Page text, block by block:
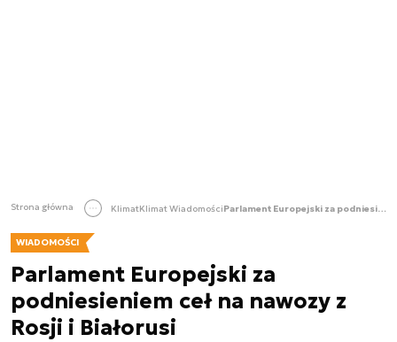
Strona główna KlimatKlimat Wiadomości Parlament Europejski za podniesieniem ceł na nawozy z Rosji i Białorusi
WIADOMOŚCI
Parlament Europejski za
podniesieniem ceł na nawozy z
Rosji i Białorusi